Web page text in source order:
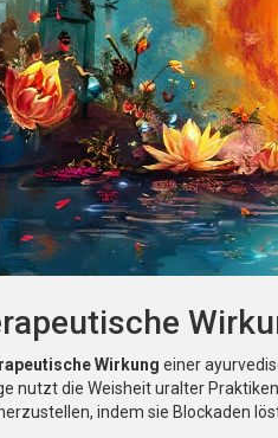
Wirkung einer
nutzt die Weisheit uralter
indem sie Blockaden